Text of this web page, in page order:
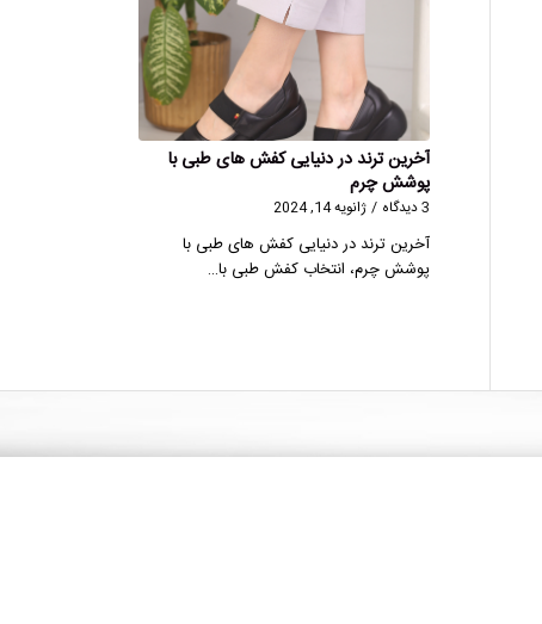
آخرین ترند در دنیایی کفش های طبی با
پوشش چرم
3 دیدگاه / ژانویه 14, 2024
آخرین ترند در دنیایی کفش های طبی با
پوشش چرم، انتخاب کفش طبی با…